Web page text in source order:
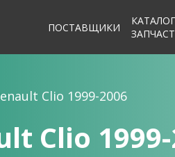
ПОСТАВЩИКИ
КАТАЛОГ
Clio 1999-2006
Clio